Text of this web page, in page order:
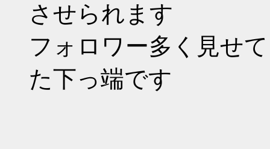
させられます
フォロワー多く見せ
た下っ端です